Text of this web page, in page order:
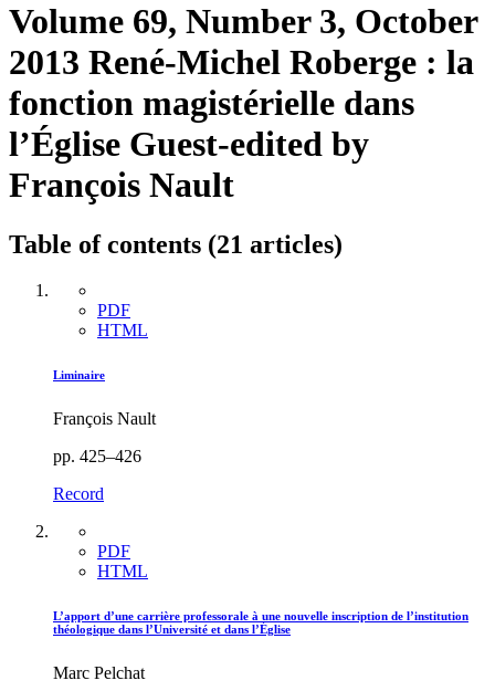
Volume 69, Number 3, October
2013 René-Michel Roberge : la
fonction magistérielle dans
l’Église Guest-edited by
François Nault
Table of contents (21 articles)
PDF
HTML
Liminaire
François Nault
pp. 425–426
Record
PDF
HTML
L’apport d’une carrière professorale à une nouvelle inscription de l’institution
théologique dans l’Université et dans l’Église
Marc Pelchat